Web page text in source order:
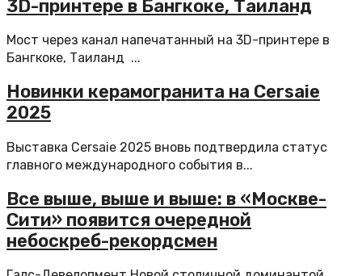
3D-принтере в Бангкоке, Таиланд
Мост через канал напечатанный на 3D-принтере в
Бангкоке, Таиланд ...
Новинки керамогранита на Cersaie
2025
Выставка Cersaie 2025 вновь подтвердила статус
главного международного события в...
Все выше, выше и выше: в «Москве-
Сити» появится очередной
небоскреб-рекордсмен